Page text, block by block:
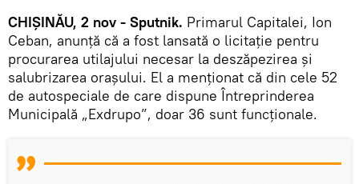
CHIȘINĂU, 2 nov - Sputnik. Primarul Capitalei, Ion
Ceban, anunță că a fost lansată o licitație pentru
procurarea utilajului necesar la deszăpezirea și
salubrizarea orașului. El a menționat că din cele 52
de autospeciale de care dispune Întreprinderea
Municipală „Exdrupo”, doar 36 sunt funcționale.